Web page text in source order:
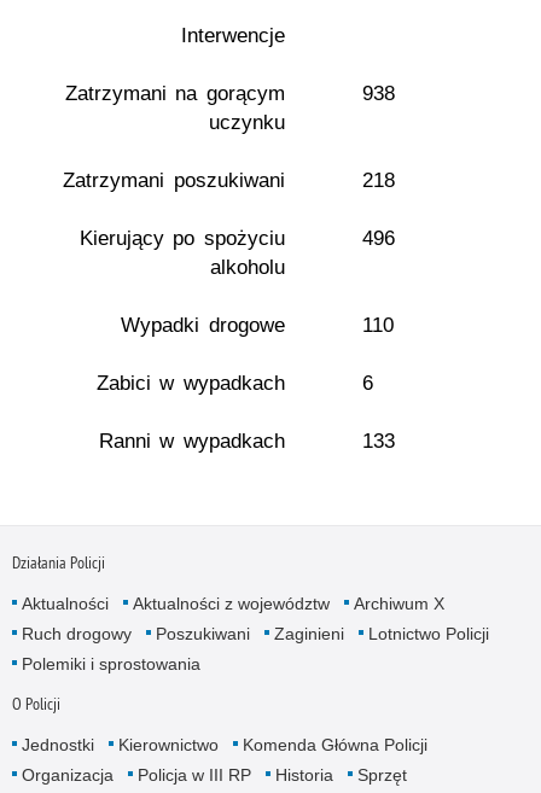
Interwencje
Zatrzymani na gorącym
uczynku
938
Zatrzymani poszukiwani 218
Kierujący po spożyciu
alkoholu
496
Wypadki drogowe 110
Zabici w wypadkach 6
Ranni w wypadkach 133
Działania Policji
Aktualności Aktualności z województw
Archiwum X
Ruch drogowy
Poszukiwani Zaginieni
Lotnictwo Policji
Polemiki i sprostowania
O Policji
Jednostki Kierownictwo
Komenda Główna Policji
Organizacja
Policja w III RP Historia
Sprzęt